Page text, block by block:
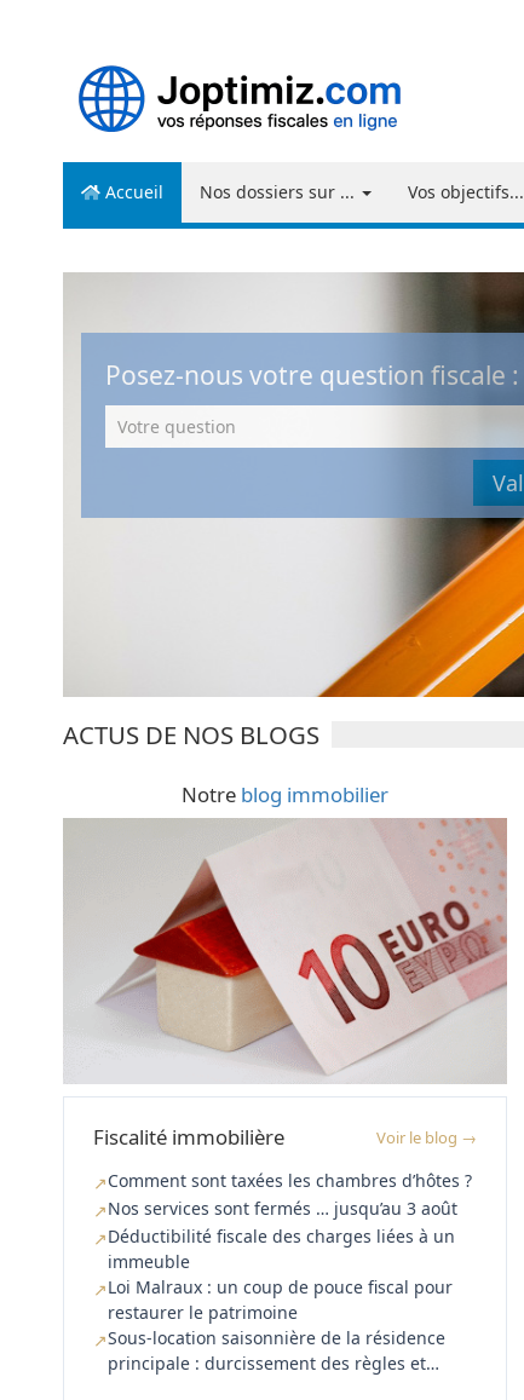
Accueil Nos dossiers sur ... Vos objectifs...
Posez-nous votre question fiscale :
Votre
question
ACTUS DE NOS BLOGS
Notre blog immobilier
Fiscalité immobilière Voir le blog →
↗Comment sont taxées les chambres d’hôtes ?
↗Nos services sont fermés … jusqu’au 3 août
↗Déductibilité fiscale des charges liées à un
immeuble
↗Loi Malraux : un coup de pouce fiscal pour
restaurer le patrimoine
↗Sous-location saisonnière de la résidence
principale : durcissement des règles et